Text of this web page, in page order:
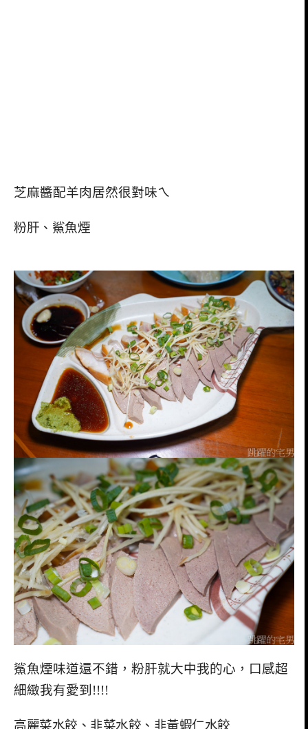
芝麻醬配羊肉居然很對味ㄟ
粉肝、鯊魚煙
鯊魚煙味道還不錯，粉肝就大中我的心，口感超
細緻我有愛到!!!!
高麗菜水餃、韭菜水餃、韭黃蝦仁水餃